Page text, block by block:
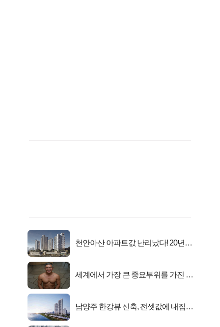
천안아산 아파트값 난리났다! 20년
세계에서 가장 큰 중요부위를 가진 남
남양주 한강뷰 신축, 전셋값에 내집마